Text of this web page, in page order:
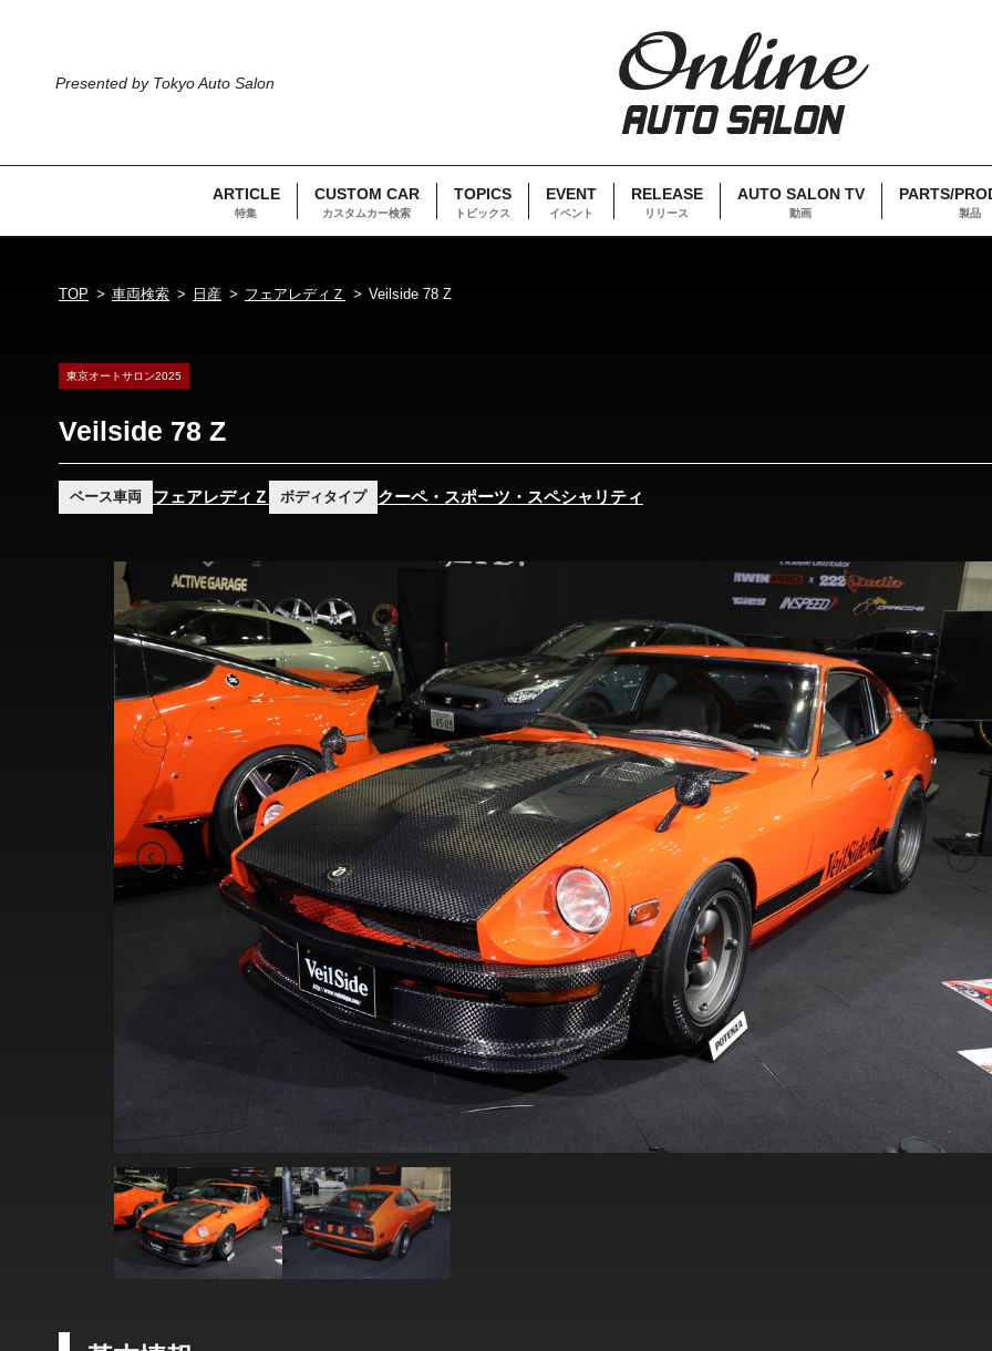
Presented by Tokyo Auto Salon
ARTICLE
特集
CUSTOM CAR
カスタムカー検索
TOPICS
トピックス
EVENT
イベント
RELEASE
リリース
AUTO SALON TV
動画
PARTS/
製品
TOP 車両検索 日産 フェアレディＺ Veilside 78 Z
東京オートサロン2025
Veilside 78 Z
ベース車両 フェアレディＺ ボディタイプ クーペ・スポーツ・スペシャリティ